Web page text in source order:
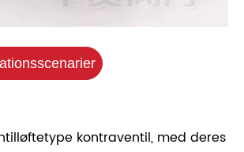
kontraventil, med deres